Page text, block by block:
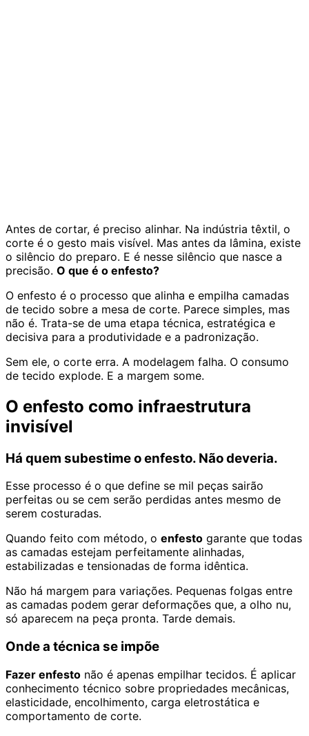
Antes de cortar, é preciso alinhar. Na indústria têxtil, o
corte é o gesto mais visível. Mas antes da lâmina, existe
o silêncio do preparo. E é nesse silêncio que nasce a
precisão. O que é o enfesto?
O enfesto é o processo que alinha e empilha camadas
de tecido sobre a mesa de corte. Parece simples, mas
não é. Trata-se de uma etapa técnica, estratégica e
decisiva para a produtividade e a padronização.
Sem ele, o corte erra. A modelagem falha. O consumo
de tecido explode. E a margem some.
O enfesto como infraestrutura
invisível
Há quem subestime o enfesto. Não deveria.
Esse processo é o que define se mil peças sairão
perfeitas ou se cem serão perdidas antes mesmo de
serem costuradas.
Quando feito com método, o enfesto garante que todas
as camadas estejam perfeitamente alinhadas,
estabilizadas e tensionadas de forma idêntica.
Não há margem para variações. Pequenas folgas entre
as camadas podem gerar deformações que, a olho nu,
só aparecem na peça pronta. Tarde demais.
Onde a técnica se impõe
Fazer enfesto não é apenas empilhar tecidos. É aplicar
conhecimento técnico sobre propriedades mecânicas,
elasticidade, encolhimento, carga eletrostática e
comportamento de corte.